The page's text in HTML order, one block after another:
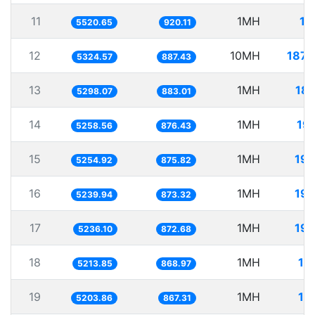
11 5520.65 920.11 1MH
12 5324.57 887.43 10MH
13 5298.07 883.01 1MH
14 5258.56 876.43 1MH
15 5254.92 875.82 1MH
16 5239.94 873.32 1MH
17 5236.10 872.68 1MH
18 5213.85 868.97 1MH
19 5203.86 867.31 1MH